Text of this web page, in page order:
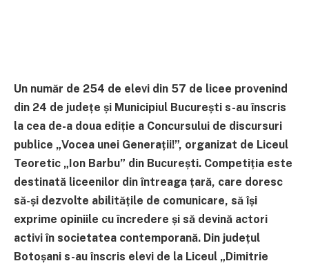
Un număr de 254 de elevi din 57 de licee provenind
din 24 de județe și Municipiul București s-au înscris
la cea de-a doua ediție a Concursului de discursuri
publice „Vocea unei Generații!”, organizat de Liceul
Teoretic „Ion Barbu” din București. Competiția este
destinată liceenilor din întreaga țară, care doresc
să-și dezvolte abilitățile de comunicare, să își
exprime opiniile cu încredere și să devină actori
activi în societatea contemporană. Din județul
Botoșani s-au înscris elevi de la Liceul „Dimitrie